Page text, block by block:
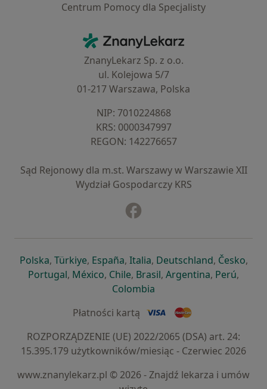
Centrum Pomocy dla Specjalisty
ZnanyLekarz - Strona główna
ZnanyLekarz Sp. z o.o.
ul. Kolejowa 5/7
01-217 Warszawa, Polska
NIP: ⁠7010224868
KRS: ⁠0000347997
REGON: ⁠142276657
Sąd Rejonowy dla m.st. Warszawy w Warszawie XII
Wydział Gospodarczy KRS
Polskaotwiera się w nowej karcie
, Türkiyeotwiera się w nowej karcie
, Españaotwiera się w nowej karcie
, Italiaotwiera się w nowej
, Deutschlandotwiera się
, Česko,
Portugalotwiera się w nowej karcie
, Méxicootwiera się w nowej karcie
, Chileotwiera się w nowej karcie
, Brasilotwiera się w nowej
, Argentinaotwiera się
, Perú,
Colombia
Płatności kartą
ROZPORZĄDZENIE (UE) 2022/2065 (DSA) art. 24:
15.395.179 użytkowników/miesiąc - Czerwiec 2026
www.znanylekarz.pl © 2026 - Znajdź lekarza i umów